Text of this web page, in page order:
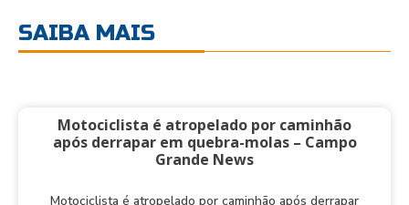
SAIBA MAIS
Motociclista é atropelado por caminhão
após derrapar em quebra-molas – Campo
Grande News
Motociclista é atropelado por caminhão após derrapar